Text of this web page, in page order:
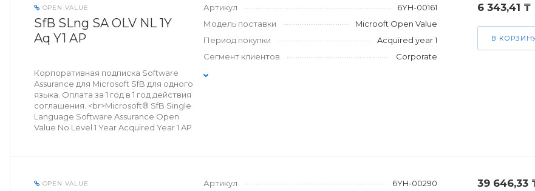
OPEN VALUE
SfB SLng SA OLV NL 1Y
Aq Y1 AP
Корпоративная подписка Software
Assurance для Microsoft SfB для одного
языка. Оплата за 1 год в 1 год действия
соглашения. <br>Microsoft® SfB Single
Language Software Assurance Open
Value No Level 1 Year Acquired Year 1 AP
Артикул
6YH-00161
Модель поставки
Microoft Open Value
Период покупки
Acquired year 1
Сегмент клиентов
Corporate
6 343,41 ₸
В
OPEN VALUE Артикул
6YH-00290
39 646,33